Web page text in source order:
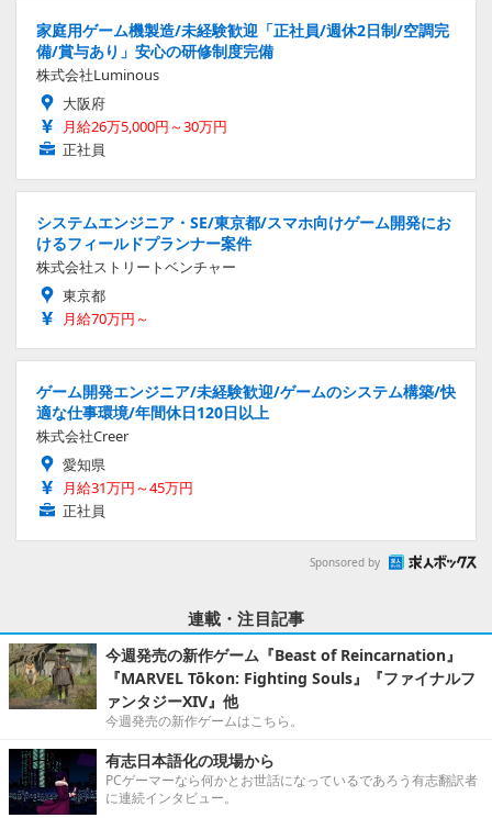
家庭用ゲーム機製造/未経験歓迎「正社員/週休2日制/空調完
備/賞与あり」安心の研修制度完備
株式会社Luminous
大阪府
月給26万5,000円～30万円
正社員
システムエンジニア・SE/東京都/スマホ向けゲーム開発にお
けるフィールドプランナー案件
株式会社ストリートベンチャー
東京都
月給70万円～
ゲーム開発エンジニア/未経験歓迎/ゲームのシステム構築/快
適な仕事環境/年間休日120日以上
株式会社Creer
愛知県
月給31万円～45万円
正社員
Sponsored by
連載・注目記事
今週発売の新作ゲーム『Beast of Reincarnation』
『MARVEL Tōkon: Fighting Souls』『ファイナルフ
ァンタジーXIV』他
今週発売の新作ゲームはこちら。
有志日本語化の現場から
PCゲーマーなら何かとお世話になっているであろう有志翻訳者
に連続インタビュー。